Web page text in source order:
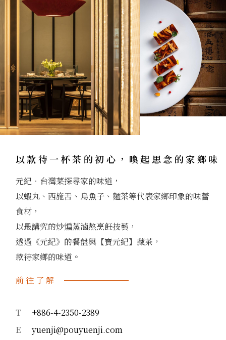
以款待一杯茶的初心，喚起思念的家鄉味
元紀．台灣菜探尋家的味道，
以蝦丸、西施舌、烏魚子、麵茶等代表家鄉印象的味蕾
食材，
以最講究的炒煸蒸滷熬烹飪技藝，
透過《元紀》的餐盤與【寶元紀】藏茶，
款待家鄉的味道。
前往了解
T
+886-4-2350-2389
E
yuenji@pouyuenji.com